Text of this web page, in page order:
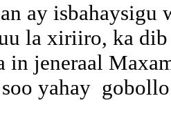
ay isbahaysigu
la xiriiro, ka
in jeneraal
yahay